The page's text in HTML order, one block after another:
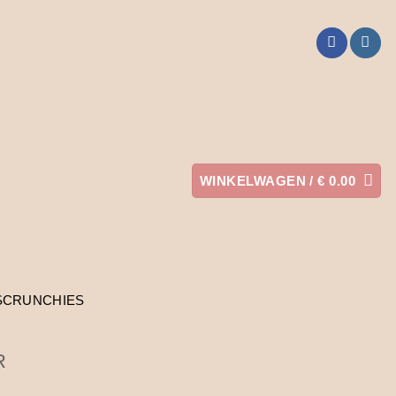
WINKELWAGEN /€ 0.00